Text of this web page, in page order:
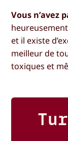
Vous n’avez
et il existe
meilleur de
toxiques et